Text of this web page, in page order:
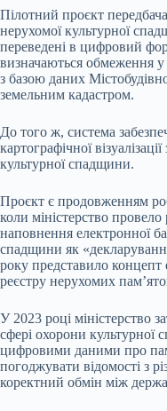
Пілотний проєкт
нерухомої культурної
переведені в цифровий
визначаються обмеження у
з базою даних
земельним кадастром.
До того ж, система
картографічної
культурної спадщини.
Проєкт є продовженням
коли міністерство
наповнення електронної
спадщини як
року представило
реєстру нерухомих
У 2023 році міністерство
сфері охорони
цифровими даними про
погоджувати відомості з
коректний обмін між